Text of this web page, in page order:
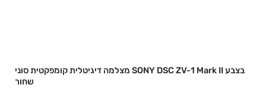
מצלמה דיגיטלית קומפקטית סוני SONY DSC ZV-1 Mark II בצבע
שחור